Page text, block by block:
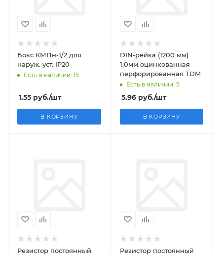
Бокс КМПн-1/2 для
наруж. уст. IP20
Есть в наличии: 15
1.55 руб./шт
В КОРЗИНУ
DIN-рейка (1200 мм)
1,0мм оцинкованная
перфорированная TDM
Есть в наличии: 5
5.96руб./шт
В КОРЗИНУ
Резистор постоянный
Резистор постоянный